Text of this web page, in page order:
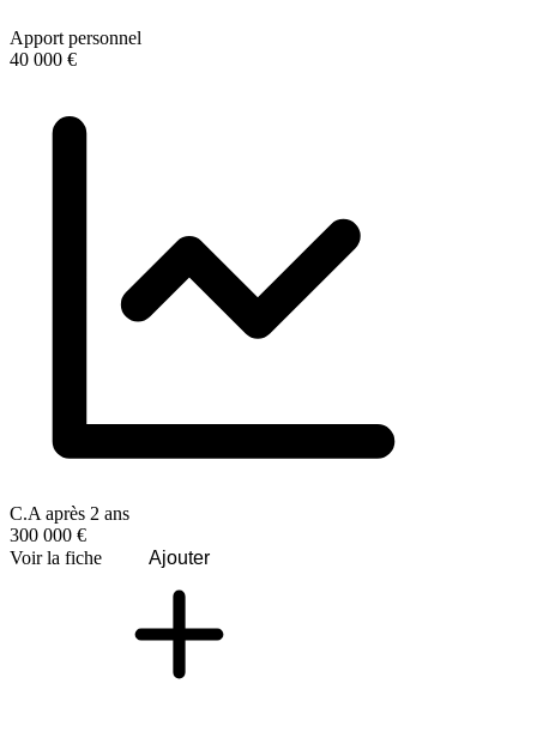
Apport personnel
40 000 €
C.A après 2 ans
300 000 €
Voir la fiche
Ajouter